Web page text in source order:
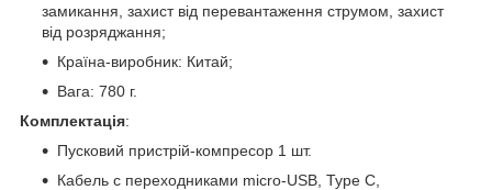
замикання, захист від перевантаження струмом, захист
від розряджання;
Країна-виробник: Китай;
Вага: 780 г.
Комплектація:
Пусковий пристрій-компресор 1 шт.
Кабель с переходниками micro-USB, Type C,